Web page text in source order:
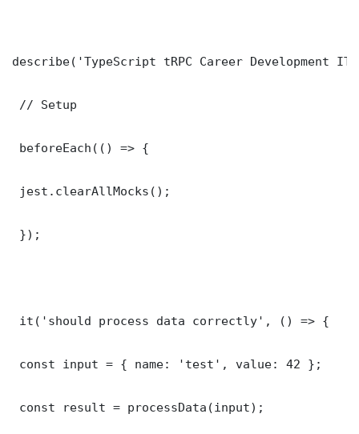
describe('TypeScript tRPC Career Development
// Setup
beforeEach(() => {
jest.clearAllMocks();
});
it('should process data correctly', () => {
const input = { name: 'test', value: 42 };
const result = processData(input);